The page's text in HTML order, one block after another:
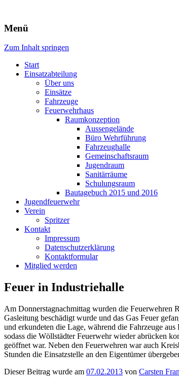
Freiwillige Feuerwehr
Menü
Zum Inhalt springen
Start
Einsatzabteilung
Über uns
Einsätze
Fahrzeuge
Feuerwehrhaus
Raumkonzeption
Aussengelände
Büro Wehrführung
Fahrzeughalle
Gemeinschaftsraum
Jugendraum
Sanitärräume
Schulungsraum
Bautagebuch 2015 und 2016
Jugendfeuerwehr
Verein
Spritzer
Kontakt
Impressum
Datenschutzerklärung
Kontaktformular
Mitglied werden
Feuer in Industriehalle
Am Donnerstagnachmittag wurden die Feuerwehren
Gasleitung beschädigt wurde und das Gas Feuer
und erkundeten die Lage, während die Fahrzeuge
sodass die Wöllstädter Feuerwehr wieder abrücken
geöffnet war. Neben den Feuerwehren war auch
Stunden die Einsatzstelle an den Eigentümer
Dieser Beitrag wurde am 07.02.2013 von Carsten